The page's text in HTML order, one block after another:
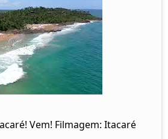
Vem! Filmagem: Itacaré